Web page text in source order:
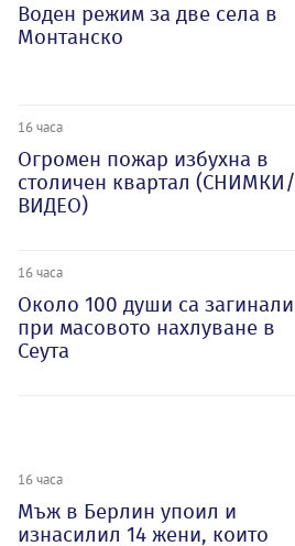
Воден режим за две села в
Монтанско
16 часа
Огромен пожар избухна в
столичен квартал (СНИМКИ/
ВИДЕО)
16 часа
Около 100 души са загинали
при масовото нахлуване в
Сеута
16 часа
Мъж в Берлин упоил и
изнасилил 14 жени, които